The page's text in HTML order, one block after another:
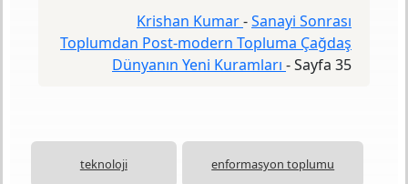
Krishan Kumar-Sanayi Sonrası
Toplumdan Post-modern Topluma Çağdaş
Dünyanın Yeni Kuramları -Sayfa 35
teknoloji enformasyon toplumu